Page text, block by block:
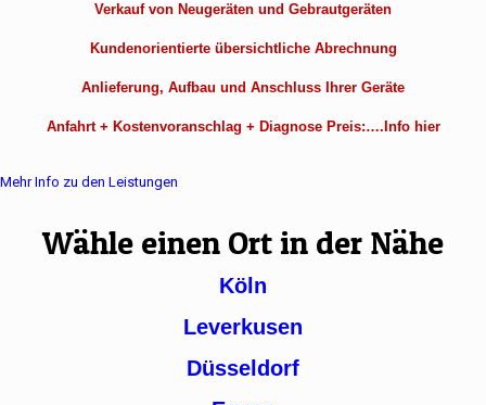
Verkauf von Neugeräten und Gebrautgeräten
Kundenorientierte übersichtliche Abrechnung
Anlieferung, Aufbau und Anschluss Ihrer Geräte
Anfahrt + Kostenvoranschlag + Diagnose Preis:….Info hier
Mehr Info zu den Leistungen
Wähle einen Ort in der Nähe
Köln
Leverkusen
Düsseldorf